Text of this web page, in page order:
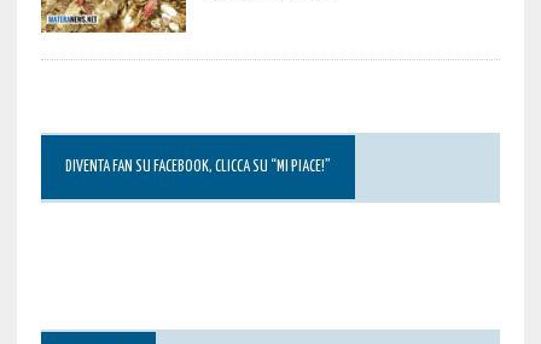
DIVENTA FAN SU FACEBOOK, CLICCA SU “MI PIACE!”